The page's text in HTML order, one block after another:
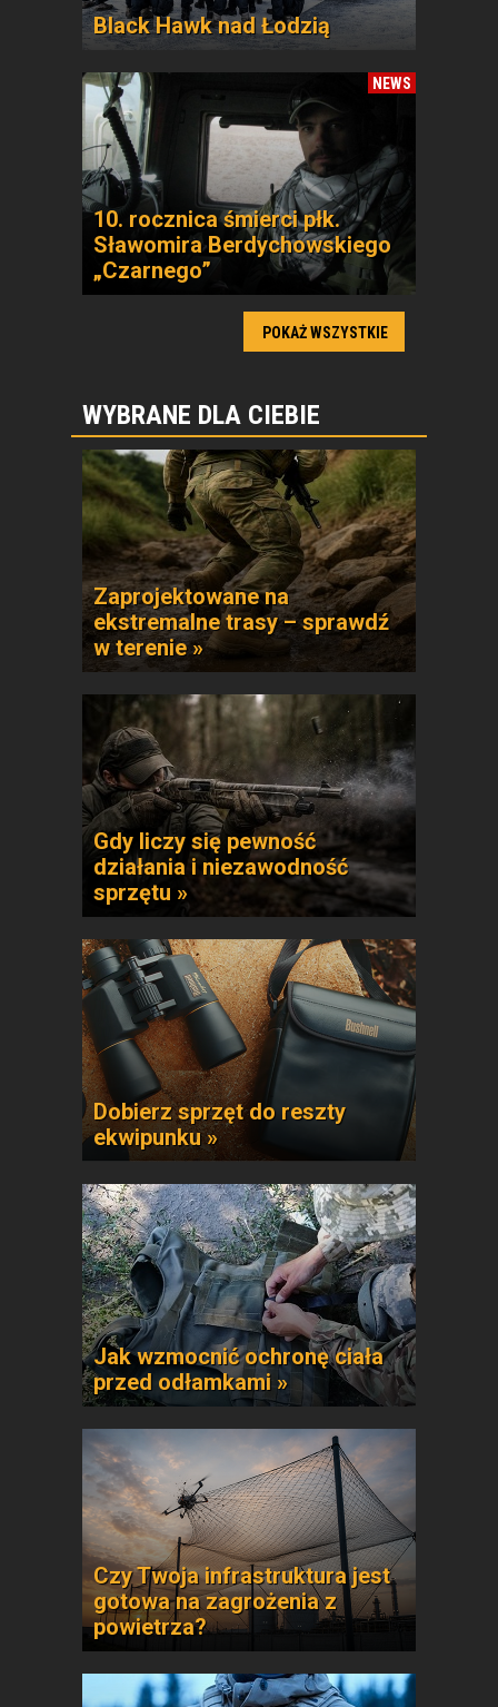
Black Hawk nad Łodzią
NEWS
10. rocznica śmierci płk.
Sławomira Berdychowskiego
„Czarnego”
POKAŻ WSZYSTKIE
WYBRANE DLA CIEBIE
Zaprojektowane na
ekstremalne trasy – sprawdź
w terenie »
Gdy liczy się pewność
działania i niezawodność
sprzętu »
Dobierz sprzęt do reszty
ekwipunku »
Jak wzmocnić ochronę ciała
przed odłamkami »
Czy Twoja infrastruktura jest
gotowa na zagrożenia z
powietrza?